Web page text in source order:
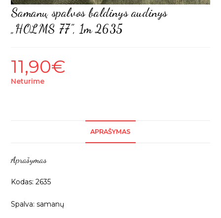
Samanų spalvos baldinys audinys
„HOLMS 77”, 1m 2635
11,90€
Neturime
APRAŠYMAS
Aprašymas
Kodas: 2635
Spalva: samanų